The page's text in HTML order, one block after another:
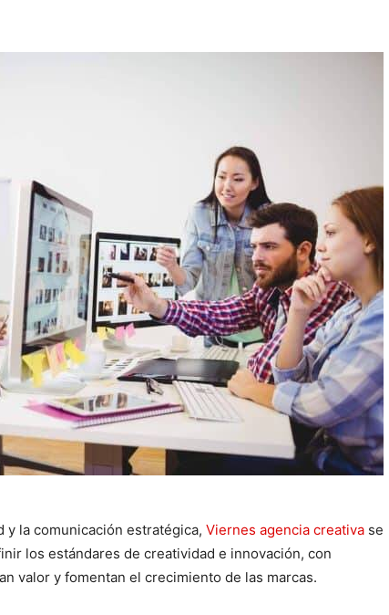
y la comunicación estratégica, Viernes agencia creativa se
los estándares de creatividad e innovación, con
valor y fomentan el crecimiento de las marcas.